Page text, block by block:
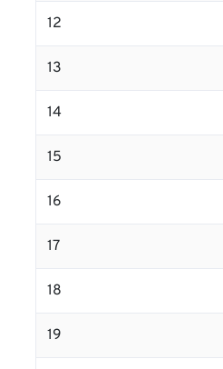
12
13
14
15
16
17
18
19